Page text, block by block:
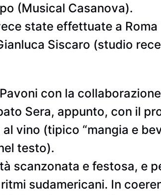
(Musical Casanova).
state effettuate a
Siscaro (studio
con la
Sera, appunto, con il
vino (tipico “mangia e
testo).
scanzonata e festosa, e
sudamericani. In